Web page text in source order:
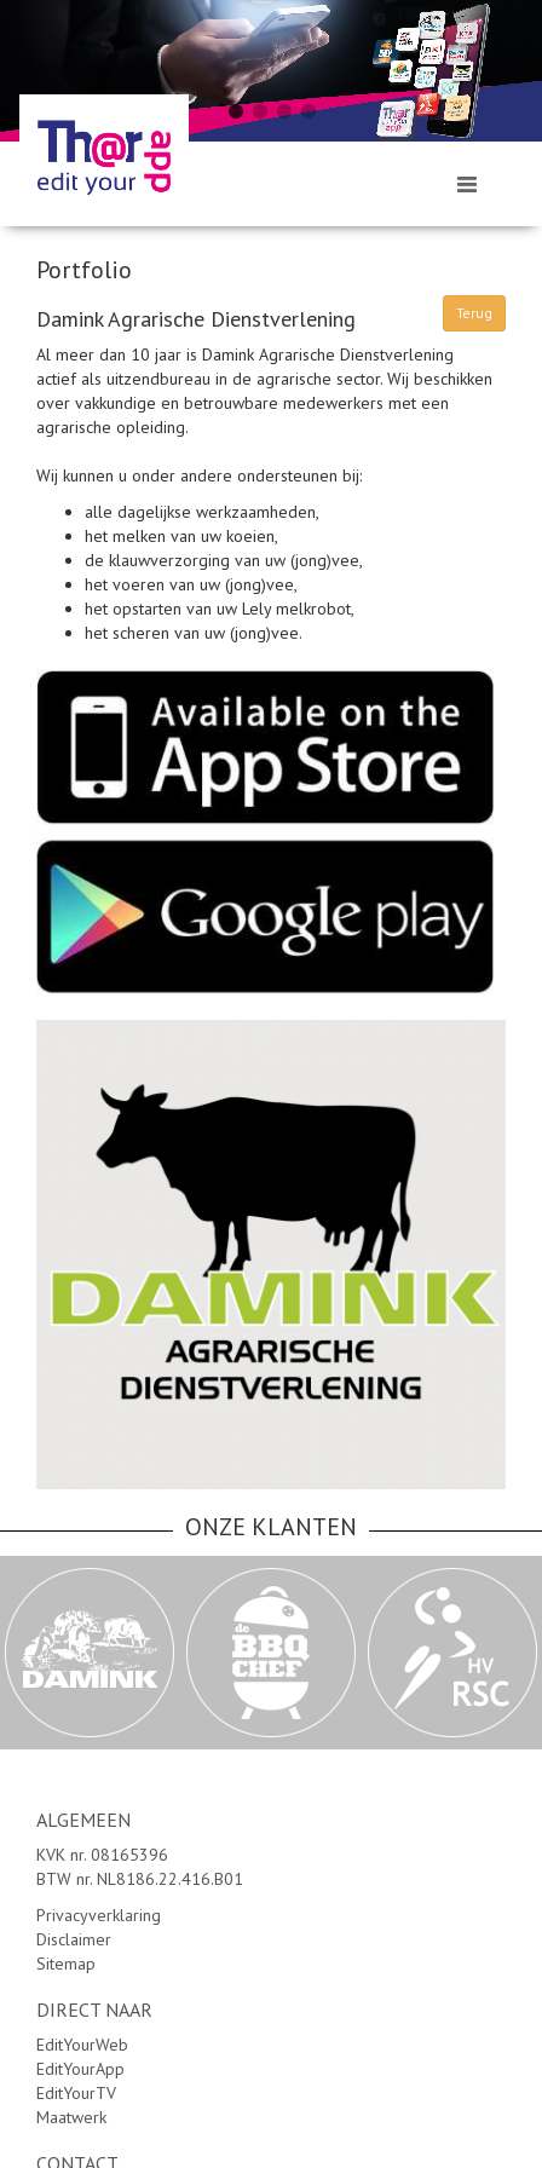
Toggle
navigation
Portfolio
Terug
Damink Agrarische Dienstverlening
Al meer dan 10 jaar is Damink Agrarische Dienstverlening
actief als uitzendbureau in de agrarische sector. Wij beschikken
over vakkundige en betrouwbare medewerkers met een
agrarische opleiding.
Wij kunnen u onder andere ondersteunen bij:
alle dagelijkse werkzaamheden,
het melken van uw koeien,
de klauwverzorging van uw (jong)vee,
het voeren van uw (jong)vee,
het opstarten van uw Lely melkrobot,
het scheren van uw (jong)vee.
ONZE KLANTEN
ALGEMEEN
KVK nr. 08165396
BTW nr. NL8186.22.416.B01
Privacyverklaring
Disclaimer
Sitemap
DIRECT NAAR
EditYourWeb
EditYourApp
EditYourTV
Maatwerk
CONTACT